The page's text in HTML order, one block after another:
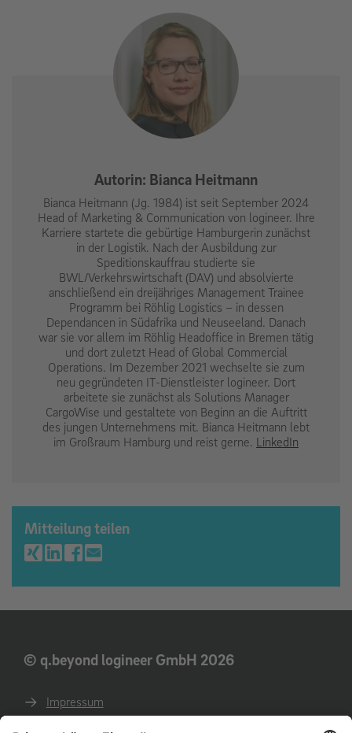
Autorin: Bianca Heitmann
Bianca Heitmann (Jg. 1984) ist seit September 2024
Head of Marketing & Communication von logineer. Ihre
Karriere startete die gebürtige Hamburgerin zunächst
in der Logistik. Nach der Ausbildung zur
Speditionskauffrau studierte sie
BWL/Verkehrswirtschaft (DAV) und absolvierte
anschließend ein dreijähriges Management Trainee
Programm bei Röhlig Logistics – in dessen
Dependancen in Südafrika und Neuseeland. Danach
war sie vor allem im Röhlig Headoffice in Bremen tätig
und dort zuletzt Head of Global Commercial
Operations. Im Dezember 2021 wechselte sie zum
neu gegründeten IT-Dienstleister logineer. Dort
arbeitete sie zunächst als Solutions Manager
CargoWise und gestaltete von Beginn an die Auftritt
des jungen Unternehmens mit. Bianca Heitmann lebt
im Großraum Hamburg und reist gerne. LinkedIn
Mitteilung teilen
© q.beyond logineer GmbH 2026
Impressum